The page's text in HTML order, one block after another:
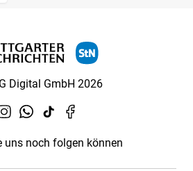
Digital GmbH 2026
uns noch folgen können